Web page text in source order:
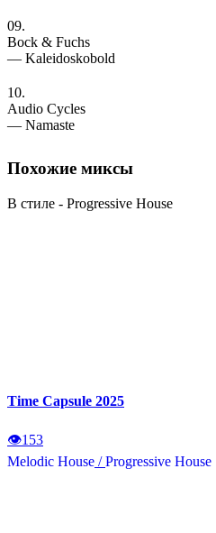
09.
Bock & Fuchs
— Kaleidoskobold
10.
Audio Cycles
— Namaste
Похожие миксы
В стиле - Progressive House
Time Capsule 2025
👁153
Melodic House / Progressive House